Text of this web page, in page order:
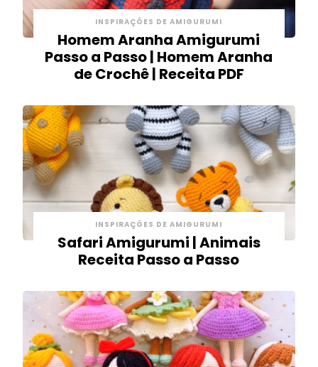
INSPIRAÇÕES DE AMIGURUMI
Homem Aranha Amigurumi
Passo a Passo | Homem Aranha
de Crochê | Receita PDF
INSPIRAÇÕES DE AMIGURUMI
Safari Amigurumi | Animais
Receita Passo a Passo